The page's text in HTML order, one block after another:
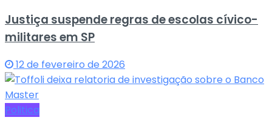
Justiça suspende regras de escolas cívico-
militares em SP
12 de fevereiro de 2026
Politica